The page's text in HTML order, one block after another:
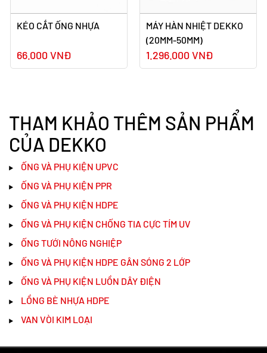
KÉO CẮT ỐNG NHỰA
66.000 VNĐ
MÁY HÀN NHIỆT DEKKO
(20MM-50MM)
1.296.000 VNĐ
THAM KHẢO THÊM SẢN PHẨM
CỦA DEKKO
ỐNG VÀ PHỤ KIỆN UPVC
ỐNG VÀ PHỤ KIỆN PPR
ỐNG VÀ PHỤ KIỆN HDPE
ỐNG VÀ PHỤ KIỆN CHỐNG TIA CỰC TÍM UV
ỐNG TƯỚI NÔNG NGHIỆP
ỐNG VÀ PHỤ KIỆN HDPE GÂN SÓNG 2 LỚP
ỐNG VÀ PHỤ KIỆN LUỒN DÂY ĐIỆN
LỒNG BÈ NHỰA HDPE
VAN VÒI KIM LOẠI